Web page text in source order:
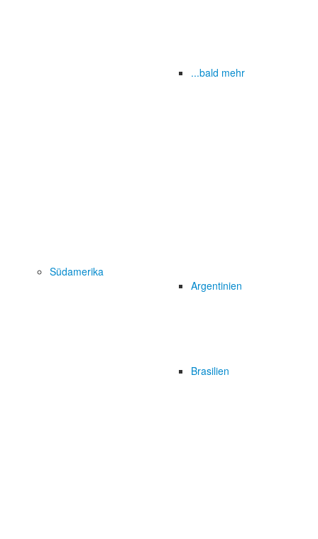
...bald mehr
Südamerika
Argentinien
Brasilien